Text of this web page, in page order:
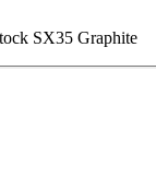
SX35 Graphite